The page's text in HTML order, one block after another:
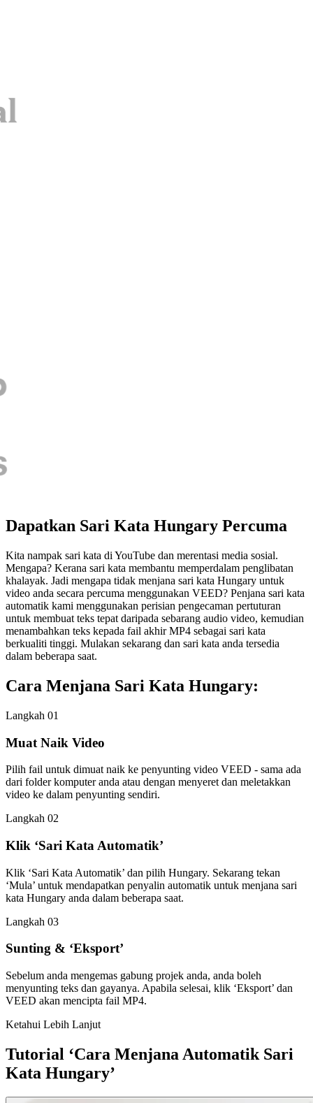
Dapatkan Sari Kata Hungary Percuma
Kita nampak sari kata di YouTube dan merentasi media sosial.
Mengapa? Kerana sari kata membantu memperdalam penglibatan
khalayak. Jadi mengapa tidak menjana sari kata Hungary untuk
video anda secara percuma menggunakan VEED? Penjana sari kata
automatik kami menggunakan perisian pengecaman pertuturan
untuk membuat teks tepat daripada sebarang audio video, kemudian
menambahkan teks kepada fail akhir MP4 sebagai sari kata
berkualiti tinggi. Mulakan sekarang dan sari kata anda tersedia
dalam beberapa saat.
Cara Menjana Sari Kata Hungary:
Langkah 01
Muat Naik Video
Pilih fail untuk dimuat naik ke penyunting video VEED - sama ada
dari folder komputer anda atau dengan menyeret dan meletakkan
video ke dalam penyunting sendiri.
Langkah 02
Klik ‘Sari Kata Automatik’
Klik ‘Sari Kata Automatik’ dan pilih Hungary. Sekarang tekan
‘Mula’ untuk mendapatkan penyalin automatik untuk menjana sari
kata Hungary anda dalam beberapa saat.
Langkah 03
Sunting & ‘Eksport’
Sebelum anda mengemas gabung projek anda, anda boleh
menyunting teks dan gayanya. Apabila selesai, klik ‘Eksport’ dan
VEED akan mencipta fail MP4.
Ketahui Lebih Lanjut
Tutorial ‘Cara Menjana Automatik Sari
Kata Hungary’